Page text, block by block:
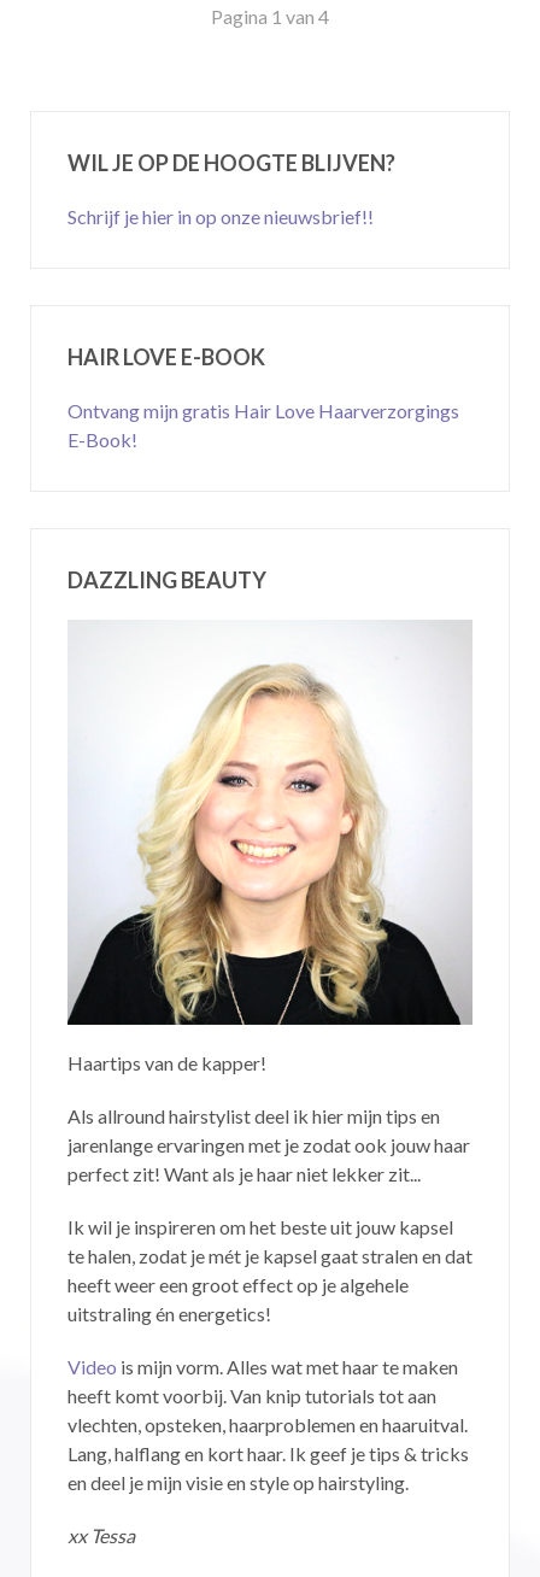
Pagina 1 van 4
WIL JE OP DE HOOGTE BLIJVEN?
Schrijf je hier in op onze nieuwsbrief!!
HAIR LOVE E-BOOK
Ontvang mijn gratis Hair Love Haarverzorgings
E-Book!
DAZZLING BEAUTY
Haartips van de kapper!
Als allround hairstylist deel ik hier mijn tips en
jarenlange ervaringen met je zodat ook jouw haar
perfect zit! Want als je haar niet lekker zit...
Ik wil je inspireren om het beste uit jouw kapsel
te halen, zodat je mét je kapsel gaat stralen en dat
heeft weer een groot effect op je algehele
uitstraling én energetics!
Video is mijn vorm. Alles wat met haar te maken
heeft komt voorbij. Van knip tutorials tot aan
vlechten, opsteken, haarproblemen en haaruitval.
Lang, halflang en kort haar. Ik geef je tips & tricks
en deel je mijn visie en style op hairstyling.
xx Tessa